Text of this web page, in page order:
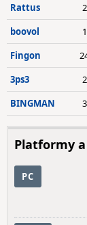
Rattus
boovol
Fingon
3ps3
BINGMAN
Platformy
PC